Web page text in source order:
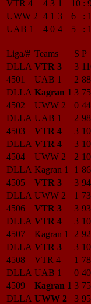
VTR 4 4 3 1 10 :
UWW 2 4 1 3 6 :
UAB 1
4 0 4 5 :
Liga/# Teams S P
DLLA VTR 3 3
4501
UAB 1 2 88
DLLA Kagran 1 3 75
4502
UWW 2 0 44
DLLA UAB 1 2 98
4503
VTR 4 3
DLLA VTR 4 3
4504
UWW 2 2
DLLA Kagran 1 1 86
4505
VTR 3 3 94
DLLA UWW 2 1 73
4506
VTR 3 3 93
DLLA VTR 4 3
4507
Kagran 1 2 92
DLLA VTR 3 3
4508
VTR 4 1 78
DLLA UAB 1 0 40
4509
Kagran 1 3 75
DLLA UWW 2 3 95